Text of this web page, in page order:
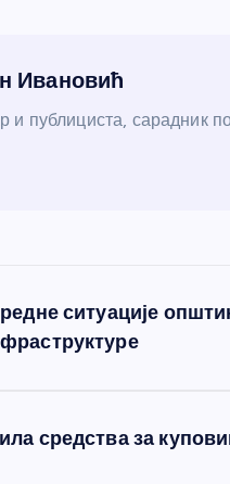
Ивановић
и публициста, сарадник
ситуације
средства за